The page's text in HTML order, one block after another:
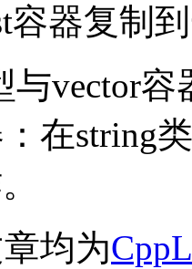
器复制
与vector
在string
均为